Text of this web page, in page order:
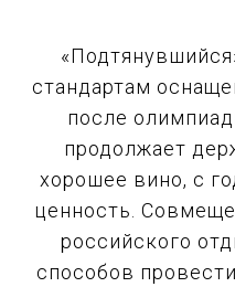
стандартам
после
продолжает
хорошее вино, с
ценность.
российского
способов